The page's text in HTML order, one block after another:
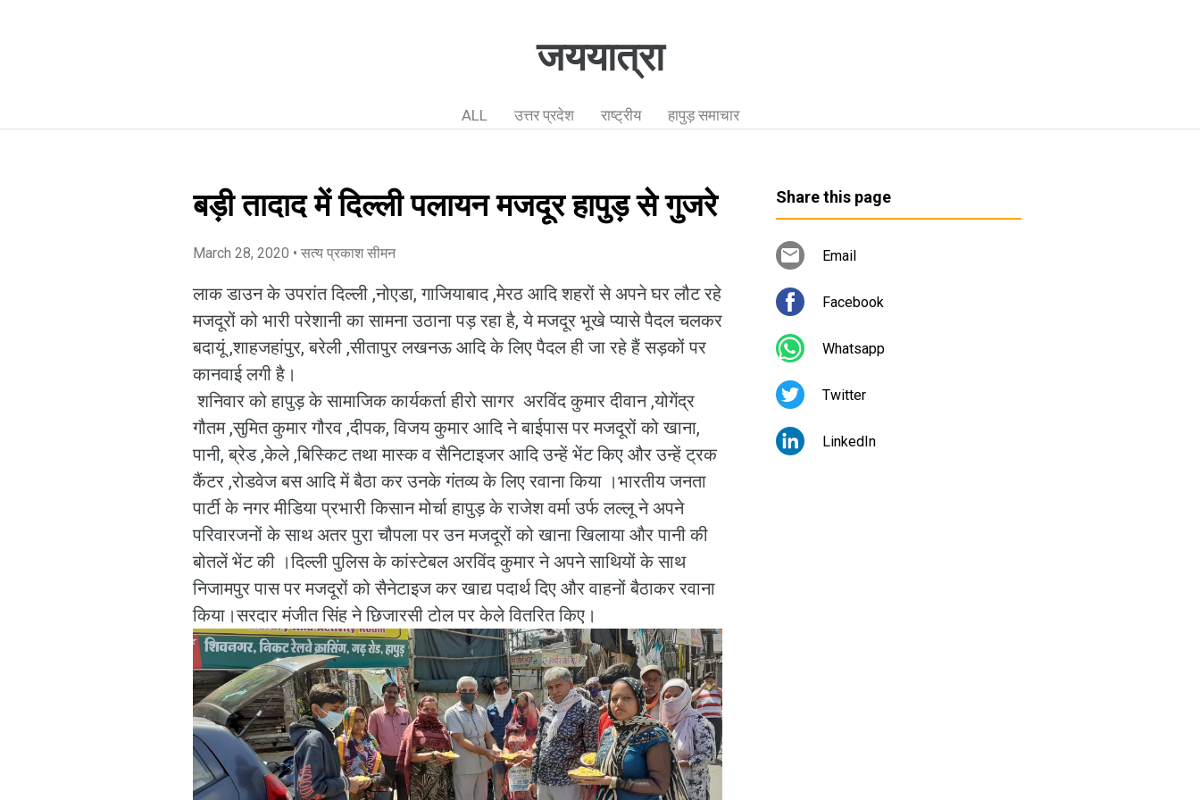
जययात्रा
ALL उत्तर प्रदेश राष्ट्रीय हापुड़ समाचार
बड़ी तादाद में दिल्ली पलायन मजदूर हापुड़ से गुजरे
March 28, 2020 • सत्य प्रकाश सीमन
लाक डाउन के उपरांत दिल्ली ,नोएडा, गाजियाबाद ,मेरठ आदि शहरों से अपने घर लौट रहे
मजदूरों को भारी परेशानी का सामना उठाना पड़ रहा है, ये मजदूर भूखे प्यासे पैदल चलकर
बदायूं ,शाहजहांपुर, बरेली ,सीतापुर लखनऊ आदि के लिए पैदल ही जा रहे हैं सड़कों पर
कानवाई लगी है।
शनिवार को हापुड़ के सामाजिक कार्यकर्ता हीरो सागर अरविंद कुमार दीवान ,योगेंद्र
गौतम ,सुमित कुमार गौरव ,दीपक, विजय कुमार आदि ने बाईपास पर मजदूरों को खाना,
पानी, ब्रेड ,केले ,बिस्किट तथा मास्क व सैनिटाइजर आदि उन्हें भेंट किए और उन्हें ट्रक
कैंटर ,रोडवेज बस आदि में बैठा कर उनके गंतव्य के लिए रवाना किया ।भारतीय जनता
पार्टी के नगर मीडिया प्रभारी किसान मोर्चा हापुड़ के राजेश वर्मा उर्फ लल्लू ने अपने
परिवारजनों के साथ अतर पुरा चौपला पर उन मजदूरों को खाना खिलाया और पानी की
बोतलें भेंट की ।दिल्ली पुलिस के कांस्टेबल अरविंद कुमार ने अपने साथियों के साथ
निजामपुर पास पर मजदूरों को सैनेटाइज कर खाद्य पदार्थ दिए और वाहनों बैठाकर रवाना
किया।सरदार मंजीत सिंह ने छिजारसी टोल पर केले वितरित किए।
Share this page
Email
Facebook
Whatsapp
Twitter
LinkedIn